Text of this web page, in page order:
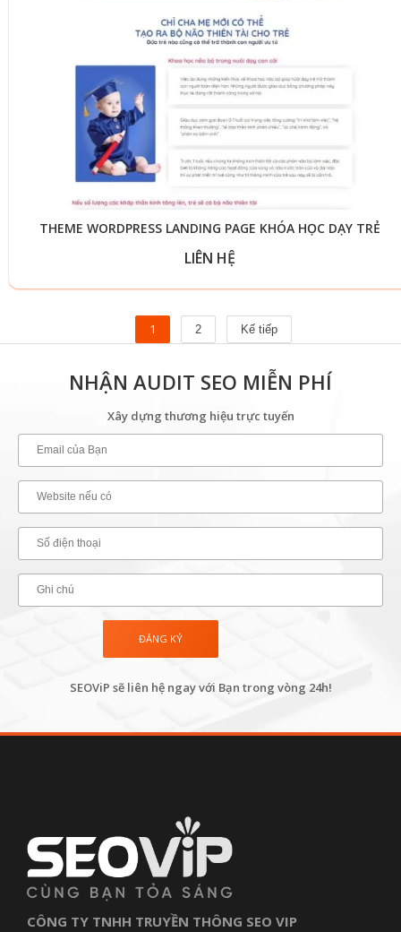
THEME WORDPRESS LANDING PAGE KHÓA HỌC DẠY TRẺ
LIÊN HỆ
1 2 Kế tiếp
NHẬN AUDIT SEO MIỄN PHÍ
Xây dựng thương hiệu trực tuyến
SEOViP sẽ liên hệ ngay với Bạn trong vòng 24h!
CÔNG TY TNHH TRUYỀN THÔNG SEO VIP